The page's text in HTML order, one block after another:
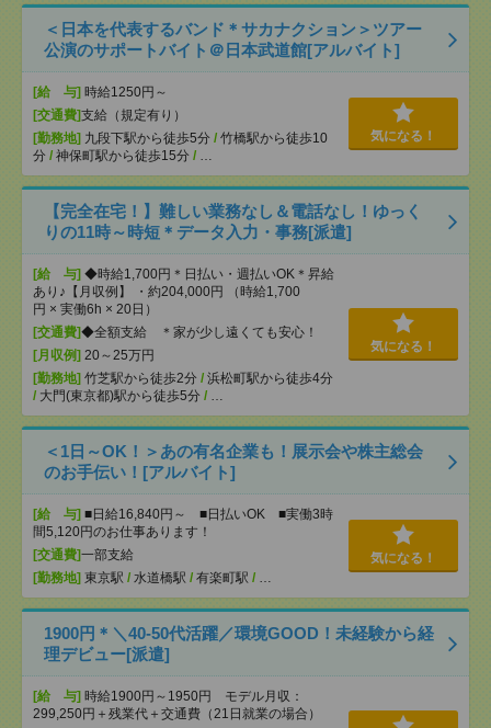
＜日本を代表するバンド＊サカナクション＞ツアー
公演のサポートバイト＠日本武道館[アルバイト]
[給 与] 時給1250円～
[交通費]支給（規定有り）
[勤務地] 九段下駅から徒歩5分 / 竹橋駅から徒歩10
分 / 神保町駅から徒歩15分 / …
気になる！
【完全在宅！】難しい業務なし＆電話なし！ゆっく
りの11時～時短＊データ入力・事務[派遣]
[給 与] ◆時給1,700円＊日払い・週払いOK＊昇給
あり♪【月収例】 ・約204,000円 （時給1,700
円 × 実働6h × 20日）
[交通費]◆全額支給 ＊家が少し遠くても安心！
[月収例] 20～25万円
[勤務地] 竹芝駅から徒歩2分 / 浜松町駅から徒歩4分
/ 大門(東京都)駅から徒歩5分 / …
気になる！
＜1日～OK！＞あの有名企業も！展示会や株主総会
のお手伝い！[アルバイト]
[給 与] ■日給16,840円～ ■日払いOK ■実働3時
間5,120円のお仕事あります！
[交通費]一部支給
[勤務地] 東京駅 / 水道橋駅 / 有楽町駅 / …
気になる！
1900円＊＼40-50代活躍／環境GOOD！未経験から経
理デビュー[派遣]
[給 与] 時給1900円～1950円 モデル月収：
299,250円＋残業代＋交通費（21日就業の場合）